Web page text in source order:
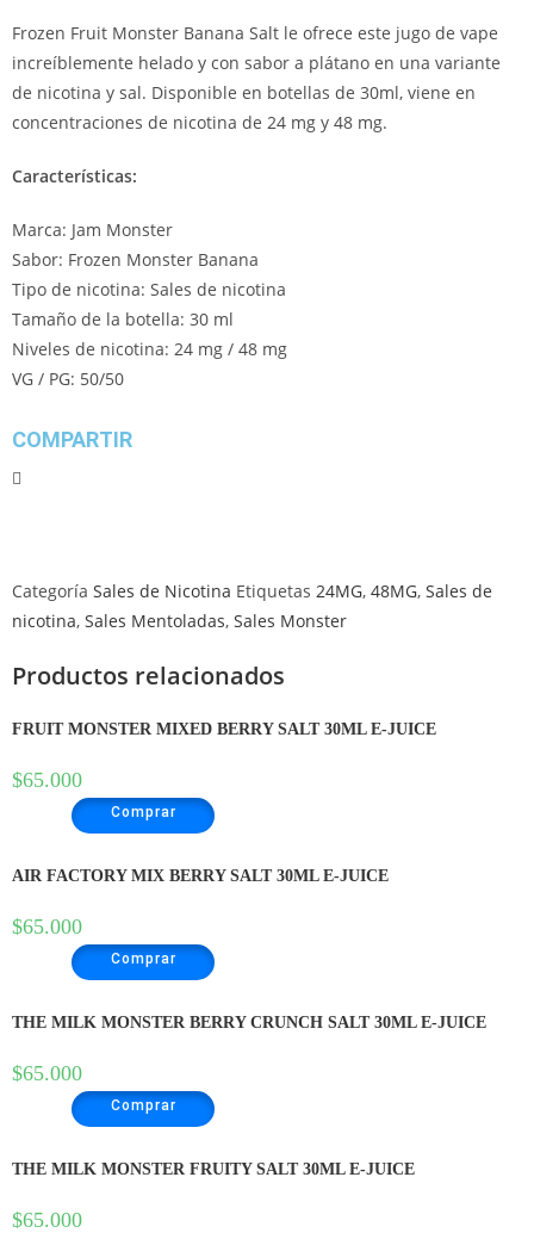
Frozen Fruit Monster Banana Salt le ofrece este jugo de vape
increíblemente helado y con sabor a plátano en una variante
de nicotina y sal. Disponible en botellas de 30ml, viene en
concentraciones de nicotina de 24 mg y 48 mg.
Características:
Marca: Jam Monster
Sabor: Frozen Monster Banana
Tipo de nicotina: Sales de nicotina
Tamaño de la botella: 30 ml
Niveles de nicotina: 24 mg / 48 mg
VG / PG: 50/50
COMPARTIR
Categoría Sales de Nicotina Etiquetas 24MG, 48MG, Sales de
nicotina, Sales Mentoladas, Sales Monster
Productos relacionados
FRUIT MONSTER MIXED BERRY SALT 30ML E-JUICE
$65.000
Comprar
AIR FACTORY MIX BERRY SALT 30ML E-JUICE
$65.000
Comprar
THE MILK MONSTER BERRY CRUNCH SALT 30ML E-JUICE
$65.000
Comprar
THE MILK MONSTER FRUITY SALT 30ML E-JUICE
$65.000